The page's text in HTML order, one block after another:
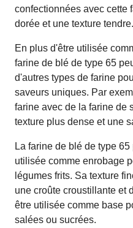
confectionnées avec cette
dorée et une texture tendre.
En plus d'être utilisée
farine de blé de type 65
d'autres types de farine
saveurs uniques. Par
farine avec de la farine de
texture plus dense et une
La farine de blé de type
utilisée comme enrobage
légumes frits. Sa texture
une croûte croustillante et
être utilisée comme base
salées ou sucrées.